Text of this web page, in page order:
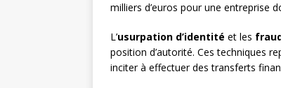
milliers d’euros pour une entreprise
L’usurpation d’identité et les
position d’autorité. Ces techniques
inciter à effectuer des transferts